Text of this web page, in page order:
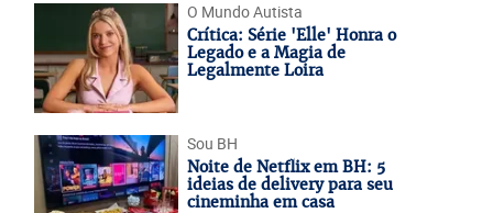
O Mundo Autista
Crítica: Série 'Elle' Honra o
Legado e a Magia de
Legalmente Loira
Sou BH
Noite de Netflix em BH: 5
ideias de delivery para seu
cineminha em casa